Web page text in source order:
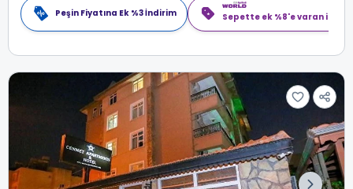
Peşin Fiyatına Ek %3 İndirim Sepette ek %8'e varan